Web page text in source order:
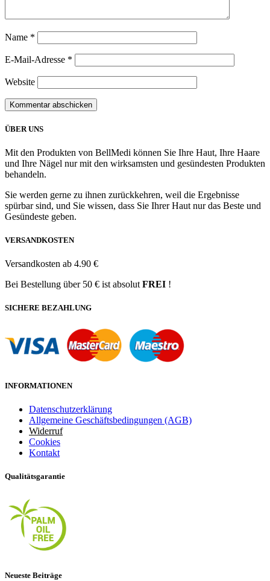
Name *
E-Mail-Adresse *
Website
ÜBER UNS
Mit den Produkten von BellMedi können Sie Ihre Haut, Ihre Haare
und Ihre Nägel nur mit den wirksamsten und gesündesten Produkten
behandeln.
Sie werden gerne zu ihnen zurückkehren, weil die Ergebnisse
spürbar sind, und Sie wissen, dass Sie Ihrer Haut nur das Beste und
Gesündeste geben.
VERSANDKOSTEN
Versandkosten ab 4.90 €
Bei Bestellung über 50 € ist absolut FREI !
SICHERE BEZAHLUNG
INFORMATIONEN
Datenschutzerklärung
Allgemeine Geschäftsbedingungen (AGB)
Widerruf
Cookies
Kontakt
Qualitätsgarantie
Neueste Beiträge